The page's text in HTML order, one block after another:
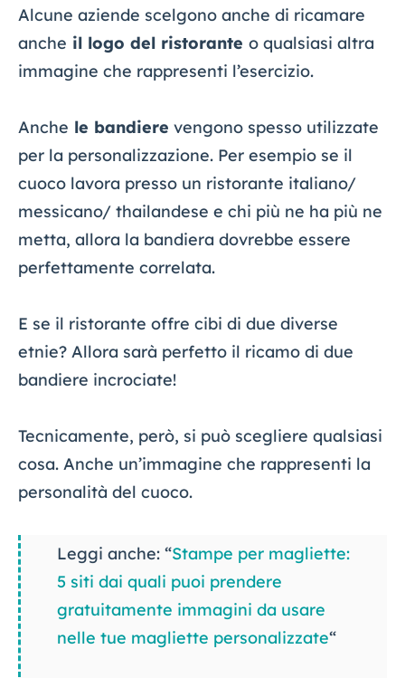
Alcune aziende scelgono anche di ricamare
anche il logo del ristorante o qualsiasi altra
immagine che rappresenti l’esercizio.
Anche le bandiere vengono spesso utilizzate
per la personalizzazione. Per esempio se il
cuoco lavora presso un ristorante italiano/
messicano/ thailandese e chi più ne ha più ne
metta, allora la bandiera dovrebbe essere
perfettamente correlata.
E se il ristorante offre cibi di due diverse
etnie? Allora sarà perfetto il ricamo di due
bandiere incrociate!
Tecnicamente, però, si può scegliere qualsiasi
cosa. Anche un’immagine che rappresenti la
personalità del cuoco.
Leggi anche: “Stampe per magliette:
5 siti dai quali puoi prendere
gratuitamente immagini da usare
nelle tue magliette personalizzate“